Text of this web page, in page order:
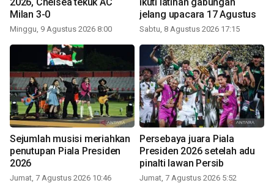
Milan 3-0
Minggu, 9 Agustus 2026 8:00
jelang upacara 17 Agustus
Sabtu, 8 Agustus 2026 17:15
Sejumlah musisi meriahkan
penutupan Piala Presiden
2026
Jumat, 7 Agustus 2026 10:46
Persebaya juara Piala
Presiden 2026 setelah adu
pinalti lawan Persib
Jumat, 7 Agustus 2026 5:52